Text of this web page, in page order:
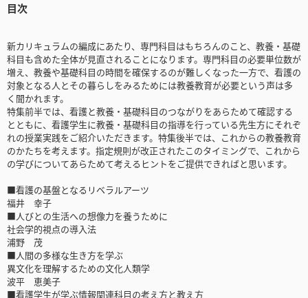
目次
新カリキュラムの編成にあたり、専門科目はもちろんのこと、教養・基礎
科目も含めた全体が見直されることになります。専門科目の必要単位数が
増え、教養や基礎科目の時間を確保するのが難しくなった一方で、看護の
対象となる人とその暮らしをみるためには教養教育が必要という声は多
く聞かれます。
特集前半では、看護と教養・基礎科目のつながりをあらためて確認する
とともに、看護学生に教養・基礎科目の指導を行っている先生方にそれぞ
れの授業実践をご紹介いただきます。特集後半では、これからの教養教育
のかたちを考えます。指定規則が改正されたこのタイミングで、これから
の学びについてあらためて考えるヒントをご提供できればと思います。
■看護の基盤となるリベラルアーツ
福井 幸子
■人びとの生活への想像力を養うために
社会学的視点の導入法
浦野 茂
■人間の多様な生き方を学ぶ
異文化を理解するための文化人類学
波平 恵美子
■看護学生が学ぶ情報関連科目の考え方と教え方